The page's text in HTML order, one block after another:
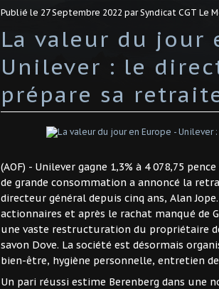
Publié le 27 Septembre 2022 par Syndicat CGT Le
La valeur du jour
Unilever : le
prépare sa
(AOF) - Unilever gagne 1,3% à 4 078,75
de grande consommation a annoncé la
directeur général depuis cinq ans, Alan
actionnaires et après le rachat manqué de
une vaste restructuration du propriétaire
savon Dove. La société est désormais
bien-être, hygiène personnelle, entretien
Un pari réussi estime Berenberg dans une